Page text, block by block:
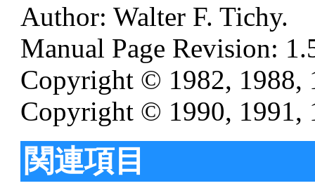
Author: Walter F. Tichy.
Manual Page Revision:
Copyright © 1982, 1988,
Copyright © 1990, 1991,
関連項目